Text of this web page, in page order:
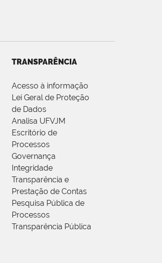
TRANSPARÊNCIA
Acesso à informação
Lei Geral de Proteção
de Dados
Analisa UFVJM
Escritório de
Processos
Governança
Integridade
Transparência e
Prestação de Contas
Pesquisa Pública de
Processos
Transparência Pública